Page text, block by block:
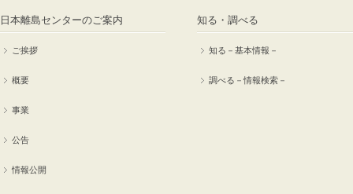
日本離島センターのご案内
ご挨拶
概要
事業
公告
情報公開
知る・調べる
知る－基本情報－
調べる－情報検索－